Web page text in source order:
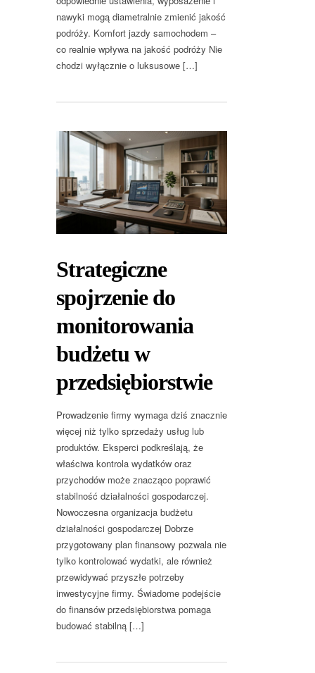
nawyki mogą diametralnie zmienić jakość
podróży. Komfort jazdy samochodem –
co realnie wpływa na jakość podróży Nie
chodzi wyłącznie o luksusowe […]
Strategiczne
spojrzenie do
monitorowania
budżetu w
przedsiębiorstwie
Prowadzenie firmy wymaga dziś znacznie
więcej niż tylko sprzedaży usług lub
produktów. Eksperci podkreślają, że
właściwa kontrola wydatków oraz
przychodów może znacząco poprawić
stabilność działalności gospodarczej.
Nowoczesna organizacja budżetu
działalności gospodarczej Dobrze
przygotowany plan finansowy pozwala nie
tylko kontrolować wydatki, ale również
przewidywać przyszłe potrzeby
inwestycyjne firmy. Świadome podejście
do finansów przedsiębiorstwa pomaga
budować stabilną […]